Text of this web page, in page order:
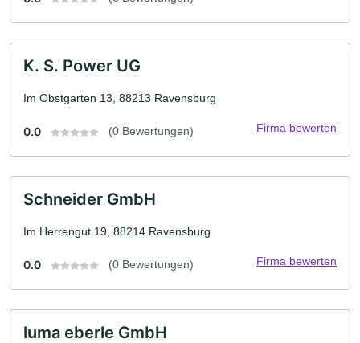
K. S. Power UG
Im Obstgarten 13, 88213 Ravensburg
0.0 (0 Bewertungen) Firma bewerten
Schneider GmbH
Im Herrengut 19, 88214 Ravensburg
0.0 (0 Bewertungen) Firma bewerten
luma eberle GmbH